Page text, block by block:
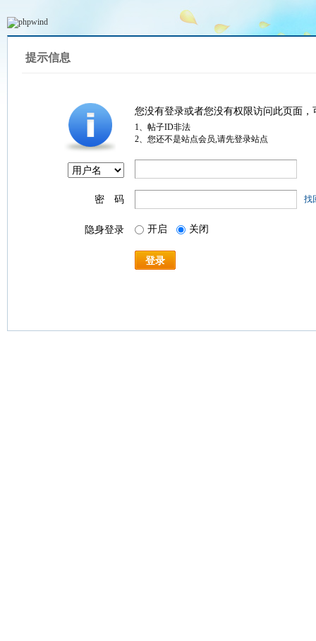
提示信息
您没有登录或者您没有权限访问此页面
1、帖子ID非法
2、您还不是站点会员,请先登录站点
密 码 找
隐身登录 开启 关闭
登录